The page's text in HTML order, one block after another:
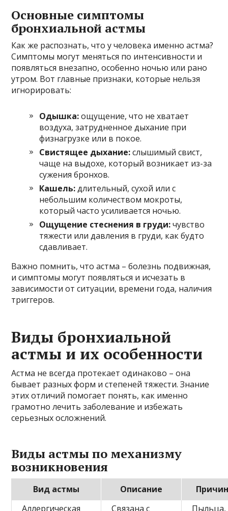
Основные симптомы
бронхиальной астмы
Как же распознать, что у человека именно астма?
Симптомы могут меняться по интенсивности и
появляться внезапно, особенно ночью или рано
утром. Вот главные признаки, которые нельзя
игнорировать:
Одышка:ощущение, что не хватает
воздуха, затрудненное дыхание при
физнагрузке или в покое.
Свистящее дыхание:слышимый свист,
чаще на выдохе, который возникает из-за
сужения бронхов.
Кашель:длительный, сухой или с
небольшим количеством мокроты,
который часто усиливается ночью.
Ощущение стеснения в груди:чувство
тяжести или давления в груди, как будто
сдавливает.
Важно помнить, что астма – болезнь подвижная,
и симптомы могут появляться и исчезать в
зависимости от ситуации, времени года, наличия
триггеров.
Виды бронхиальной
астмы и их особенности
Астма не всегда протекает одинаково – она
бывает разных форм и степеней тяжести. Знание
этих отличий помогает понять, как именно
грамотно лечить заболевание и избежать
серьезных осложнений.
Виды астмы по механизму
возникновения
Вид астмы Описание
Аллергическая
Связана с Пыльца,